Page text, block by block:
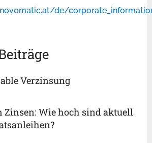
de/
Verzinsung
Zinsen: Wie hoch sind aktuell